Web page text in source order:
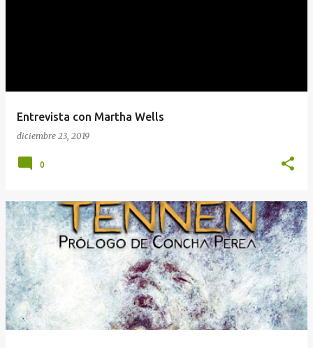
Entrevista con Martha Wells
diciembre 23, 2019
0